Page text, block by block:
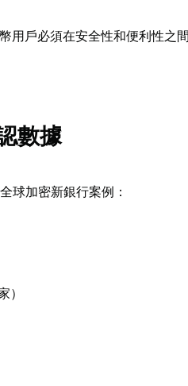
用戶必須在安全性和便利性之
數據
球加密新銀行案例：
）